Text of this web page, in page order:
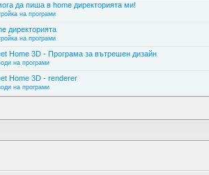
да пиша в home директорията ми!
на програми
директорията
на програми
Home 3D - Програма за вътрешен дизайн
на програми
Home 3D - renderer
на програми